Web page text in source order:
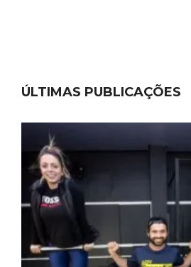
ÚLTIMAS PUBLICAÇÕES